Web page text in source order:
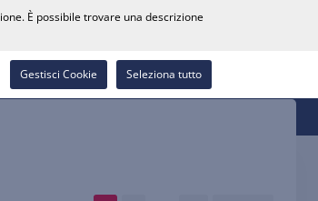
Carriera Lista dei desideri
È possibile trovare una descrizione
Seleziona tutto
Gestisci Cookie